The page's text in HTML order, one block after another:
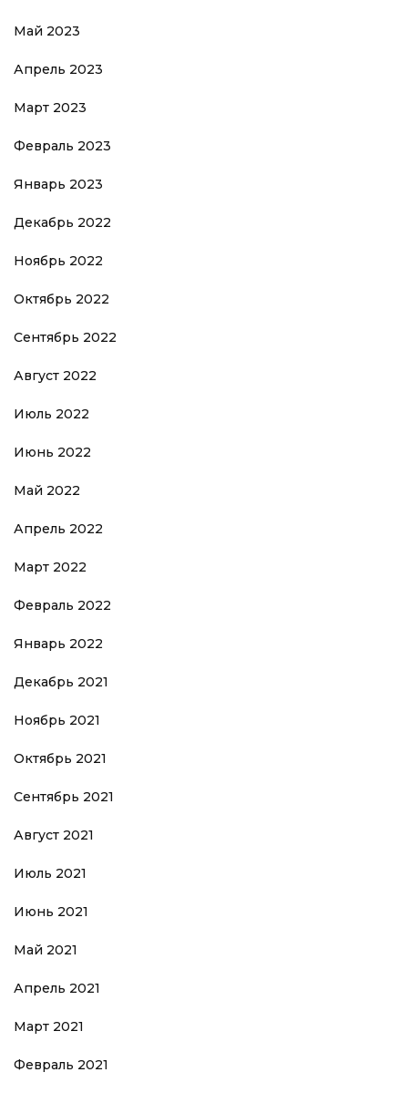
Май 2023
Апрель 2023
Март 2023
Февраль 2023
Январь 2023
Декабрь 2022
Ноябрь 2022
Октябрь 2022
Сентябрь 2022
Август 2022
Июль 2022
Июнь 2022
Май 2022
Апрель 2022
Март 2022
Февраль 2022
Январь 2022
Декабрь 2021
Ноябрь 2021
Октябрь 2021
Сентябрь 2021
Август 2021
Июль 2021
Июнь 2021
Май 2021
Апрель 2021
Март 2021
Февраль 2021